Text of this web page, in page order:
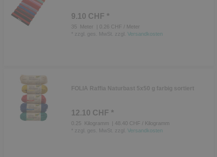
9.10 CHF *
35 Meter
| 0.26 CHF / Meter
zzgl. ges. MwSt. zzgl. Versandkosten
FOLIA Raffia Naturbast 5x50 g farbig sortiert
12.10 CHF *
0.25 Kilogramm
| 48.40 CHF / Kilogramm
zzgl. ges. MwSt. zzgl. Versandkosten